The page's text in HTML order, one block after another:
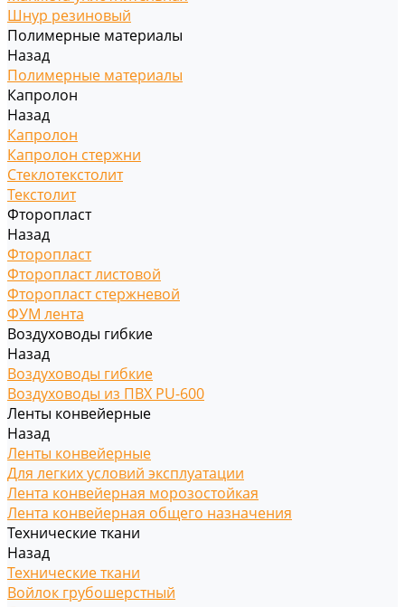
Шнур резиновый
Полимерные материалы
Назад
Полимерные материалы
Капролон
Назад
Капролон
Капролон стержни
Стеклотекстолит
Текстолит
Фторопласт
Назад
Фторопласт
Фторопласт листовой
Фторопласт стержневой
ФУМ лента
Воздуховоды гибкие
Назад
Воздуховоды гибкие
Воздуховоды из ПВХ PU-600
Ленты конвейерные
Назад
Ленты конвейерные
Для легких условий эксплуатации
Лента конвейерная морозостойкая
Лента конвейерная общего назначения
Технические ткани
Назад
Технические ткани
Войлок грубошерстный